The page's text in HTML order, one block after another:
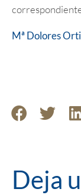
Mª Dolores
Deja